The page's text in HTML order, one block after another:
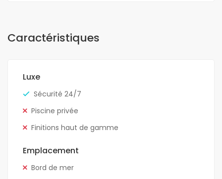
Caractéristiques
Luxe
Sécurité 24/7
Piscine privée
Finitions haut de gamme
Emplacement
Bord de mer